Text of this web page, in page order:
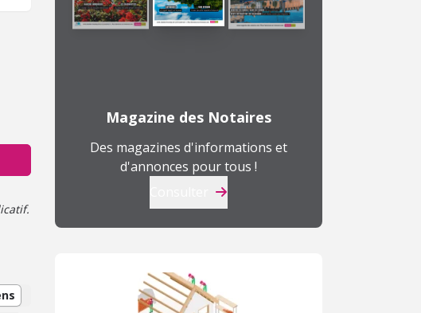
Magazine des Notaires
Des magazines d'informations et
d'annonces pour tous !